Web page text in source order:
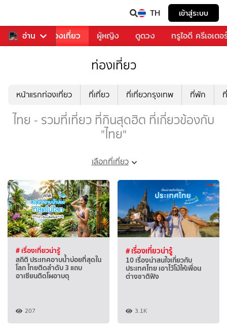
TH เข้าสู่ระบบ
อ่าน
อาหาร ท่องเที่ยว ผู้หญิง ดูดวง ทรูไอดี ครีเอเตอ
ท่องเที่ยว
หน้าแรกท่องเที่ยว ที่เที่ยว ที่เที่ยวกรุงเทพ ที่พัก
ไทย - รวมที่เที่ยว ที่กินสุดฮิต ที่เกี่ยวข้องกับ
"ไทย"
เลือกที่เที่ยว
# เรื่องเที่ยวน่ารู้
สถิติ ประเทศอาบน้ำบ่อยที่สุดใน
โลก ไทยติดลำดับ 3 แถบ
อาเซียนติดโผอาบดุ
207
# เรื่องเที่ยวน่ารู้
10 เรื่องน่าสนใจเกี่ยวกับ
ประเทศไทย เอาไว้โม้ให้เพื่อน
ต่างชาติฟัง
3.1K